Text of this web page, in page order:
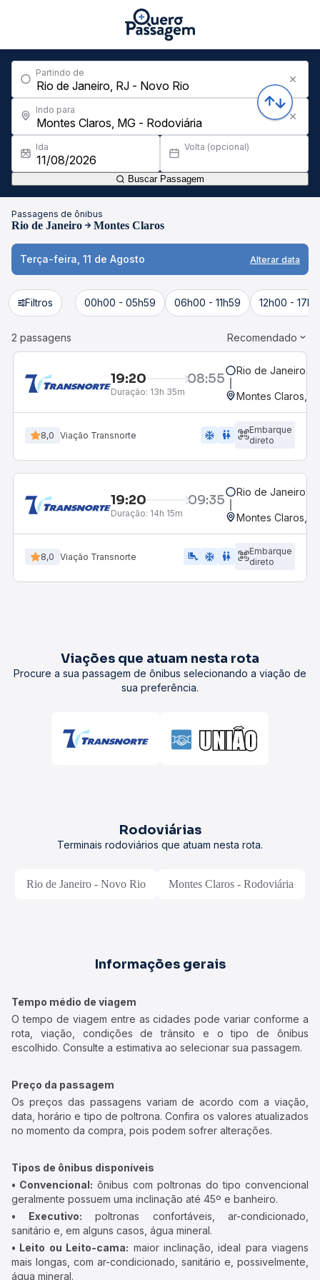
Partindo de
Indo para
Ida Volta (opcional)
Buscar Passagem
Passagens de ônibus
Rio de Janeiro Montes Claros
Terça-feira, 11 de Agosto Alterar data
Filtros 00h00 - 05h59 06h00 - 11h59 12h00 -
2 passagens Recomendado
19:20 08:55
Duração: 13h 35m
Rio de Janeiro,
Montes Claros,
8,0 Viação Transnorte ac_unit wc
Embarque
direto
19:20 09:35
Duração: 14h 15m
Rio de Janeiro,
Montes Claros,
8,0 Viação Transnorte airline_seat_legroom_extra ac_unit wc
Embarque
direto
Viações que atuam nesta rota
Procure a sua passagem de ônibus selecionando a viação de
sua preferência.
Rodoviárias
Terminais rodoviários que atuam nesta rota.
Rio de Janeiro - Novo Rio Montes Claros - Rodoviária
Informações gerais
Tempo médio de viagem
O tempo de viagem entre as cidades pode variar conforme a
rota, viação, condições de trânsito e o tipo de ônibus
escolhido. Consulte a estimativa ao selecionar sua passagem.
Preço da passagem
Os preços das passagens variam de acordo com a viação,
data, horário e tipo de poltrona. Confira os valores atualizados
no momento da compra, pois podem sofrer alterações.
Tipos de ônibus disponíveis
• Convencional: ônibus com poltronas do tipo convencional
geralmente possuem uma inclinação até 45º e banheiro.
• Executivo: poltronas confortáveis, ar-condicionado,
sanitário e, em alguns casos, água mineral.
• Leito ou Leito-cama: maior inclinação, ideal para viagens
mais longas, com ar-condicionado, sanitário e, possivelmente,
água mineral.